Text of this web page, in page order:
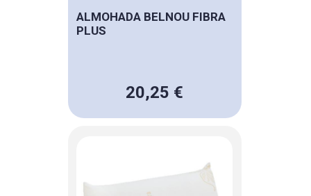
ALMOHADA BELNOU FIBRA
PLUS
20,25 €